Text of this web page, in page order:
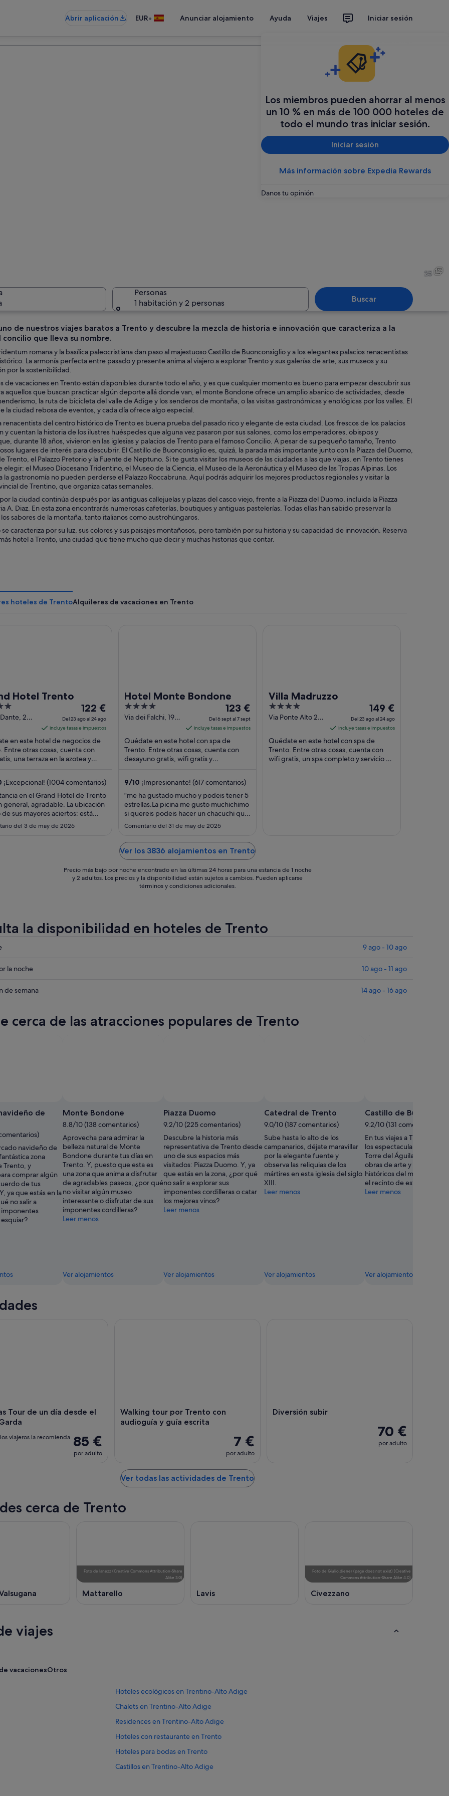
Abrir aplicación EUR• Anunciar alojamiento Ayuda Viajes Iniciar sesión
Los miembros pueden ahorrar al menos
un 10 % en más de 100 000 hoteles de
todo el mundo tras iniciar sesión.
Iniciar sesión
Más información sobre Expedia Rewards
Danos tu opinión
con una destacada torre de reloj, edificios coloridos y una fuente.
25
Personas
1 habitación y 2 personas
Buscar
de nuestros viajes baratos a Trento y descubre la mezcla de historia e innovación que caracteriza a la
concilio que lleva su nombre.
romana y la basílica paleocristiana dan paso al majestuoso Castillo de Buonconsiglio y a los elegantes palacios renacentistas
La armonía perfecta entre pasado y presente anima al viajero a explorar Trento y sus galerías de arte, sus museos y su
por la sostenibilidad.
de vacaciones en Trento están disponibles durante todo el año, y es que cualquier momento es bueno para empezar descubrir sus
aquellos que buscan practicar algún deporte allá donde van, el monte Bondone ofrece un amplio abanico de actividades, desde
la ruta de bicicleta del valle de Adige y los senderos de montaña, o las visitas gastronómicas y enológicas por los valles. El
la ciudad rebosa de eventos, y cada día ofrece algo especial.
renacentista del centro histórico de Trento es buena prueba del pasado rico y elegante de esta ciudad. Los frescos de los palacios
y cuentan la historia de los ilustres huéspedes que alguna vez pasaron por sus salones, como los emperadores, obispos y
durante 18 años, vivieron en las iglesias y palacios de Trento para el famoso Concilio. A pesar de su pequeño tamaño, Trento
lugares de interés para descubrir. El Castillo de Buonconsiglio es, quizá, la parada más importante junto con la Piazza del Duomo,
Trento, el Palazzo Pretorio y la Fuente de Neptuno. Si te gusta visitar los museos de las ciudades a las que viajas, en Trento tienes
elegir: el Museo Diocesano Tridentino, el Museo de la Ciencia, el Museo de la Aeronáutica y el Museo de las Tropas Alpinas. Los
la gastronomía no pueden perderse el Palazzo Roccabruna. Aquí podrás adquirir los mejores productos regionales y visitar la
de Trentino, que organiza catas semanales.
la ciudad continúa después por las antiguas callejuelas y plazas del casco viejo, frente a la Piazza del Duomo, incluida la Piazza
A. Diaz. En esta zona encontrarás numerosas cafeterías, boutiques y antiguas pastelerías. Todas ellas han sabido preservar la
sabores de la montaña, tanto italianos como austrohúngaros.
caracteriza por su luz, sus colores y sus paisajes montañosos, pero también por su historia y su capacidad de innovación. Reserva
hotel a Trento, una ciudad que tiene mucho que decir y muchas historias que contar.
hoteles de TrentoAlquileres de vacaciones en Trento
Hotel Trento
20
El
precio
es
de
122 €
por
del
23
ago
al
122 €
Del 23 ago al 24 ago
incluye tasas e impuestos
en este hotel de negocios de
Entre otras cosas, cuenta con
una terraza en la azotea y
¡Excepcional! (1004 comentarios)
en el Grand Hotel de Trento
general, agradable. La ubicación
de sus mayores aciertos: está
de la estación de tren,
no de forma inmediata, ya que
del 3 de may de 2026
Hotel Monte Bondone
4
out
5
Via dei Falchi, 19
El
precio
es
de
123 €
del
6
sept
al
123 €
Del 6 sept al 7 sept
incluye tasas e impuestos
Quédate en este hotel con spa de
Trento. Entre otras cosas, cuenta con
desayuno gratis, wifi gratis y
9/10 ¡Impresionante! (617 comentarios)
"me ha gustado mucho y podeis tener 5
estrellas.La picina me gusto muchichimo
si quereis podeis hacer un chacuchi que
tambien estaria muy bien.El pinponk y el
futbol de mesa y todo lo de mas de la
jugueteria.no podi jugar al billar.Pero
eso no dice que no me justa."
Comentario del 31 de may de 2025
Villa Madruzzo
4
out
5
Via Ponte Alto 26
El
precio
es
de
149 €
por
149 €
Del 23 ago al 24 ago
incluye tasas e impuestos
Quédate en este hotel con spa de
Trento. Entre otras cosas, cuenta con
wifi gratis, un spa completo y servicio de
Ver los 3836 alojamientos en Trento
Precio más bajo por noche encontrado en las últimas 24 horas para una estancia de 1 noche
y 2 adultos. Los precios y la disponibilidad están sujetos a cambios. Pueden aplicarse
términos y condiciones adicionales.
la disponibilidad en hoteles de Trento
9 ago - 10 ago
la noche 10 ago - 11 ago
de semana 14 ago - 16 ago
cerca de las atracciones populares de Trento
de
navideño de
zona
Trento, y
comprar algún
de tus
ya que estás en la
no salir a
gratuita
de
Bananieavocady
Monte Bondone
8.8/10 (138 comentarios)
Aprovecha para admirar la
belleza natural de Monte
Bondone durante tus días en
Trento. Y, puesto que esta es
una zona que anima a disfrutar
de agradables paseos, ¿por qué
no visitar algún museo
interesante o disfrutar de sus
imponentes cordilleras?
Leer menos
Ver alojamientos
Piazza Duomo
9.2/10 (225 comentarios)
Descubre la historia más
representativa de Trento desde
uno de sus espacios más
visitados: Piazza Duomo. Y, ya
que estás en la zona, ¿por qué
no salir a explorar sus
imponentes cordilleras o catar
los mejores vinos?
Leer menos
Ver alojamientos
Catedral de Trento
9.0/10 (187 comentarios)
Sube hasta lo alto de los
campanarios, déjate maravillar
por la elegante fuente y
observa las reliquias de los
mártires en esta iglesia del siglo
XIII.
Leer menos
Ver alojamientos
Castillo de
9.2/10 (131 comentarios)
En tus viajes a Trento,
los espectaculares frescos
Torre del Águila y
obras de arte y los objetos
históricos del museo
el recinto de este castillo.
Leer menos
Ver alojamientos
Tour de un día desde el
85 €
por adulto
viajeros la recomienda
Walking tour por Trento con
audioguía y guía escrita
7 €
por adulto
Diversión subir
70 €
por adulto
Ver todas las actividades de Trento
cerca de Trento
Foto de Ianezz (Creative Commons Attribution-Share
Alike 3.0)
Mattarello Lavis
Foto de Giulio.diener (page does not exist) (Creative
Commons Attribution-Share Alike 4.0)
Civezzano
viajes
vacacionesOtros
Hoteles ecológicos en Trentino-Alto Adige
Chalets en Trentino-Alto Adige
Residences en Trentino-Alto Adige
Hoteles con restaurante en Trento
Hoteles para bodas en Trento
Castillos en Trentino-Alto Adige